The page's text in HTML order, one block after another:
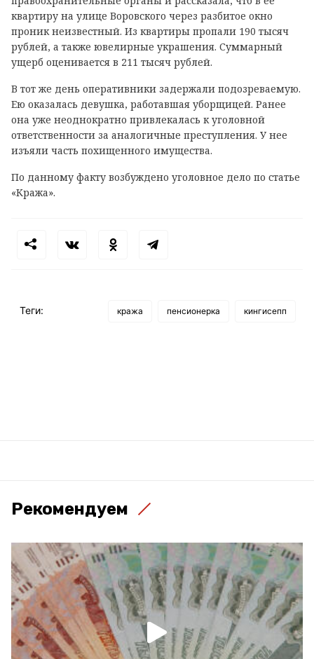
квартиру на улице Воровского через разбитое окно
проник неизвестный. Из квартиры пропали 190 тысяч
рублей, а также ювелирные украшения. Суммарный
ущерб оценивается в 211 тысяч рублей.
В тот же день оперативники задержали подозреваемую.
Ею оказалась девушка, работавшая уборщицей. Ранее
она уже неоднократно привлекалась к уголовной
ответственности за аналогичные преступления. У нее
изъяли часть похищенного имущества.
По данному факту возбуждено уголовное дело по статье
«Кража».
Теги: кража пенсионерка кингисепп
Рекомендуем